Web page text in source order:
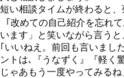
短い相談タイムが終わると、
｢改めての自己紹介を忘れ
います」と笑いながら言うと
｢いいねえ。前回も言いまし
ントは､『うなずく』『軽く
じゃあもう一度やってみるね